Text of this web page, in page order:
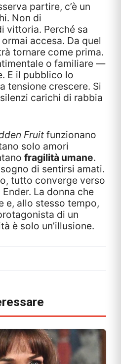
partire, c’è un
Non di
vittoria. Perché sa
accesa. Da quel
tornare come prima.
o familiare —
E il pubblico lo
tensione crescere. Si
carichi di rabbia
Fruit funzionano
solo amori
fragilità umane.
di sentirsi amati.
tutto converge verso
La donna che
e, allo stesso tempo,
di un
è solo un’illusione.